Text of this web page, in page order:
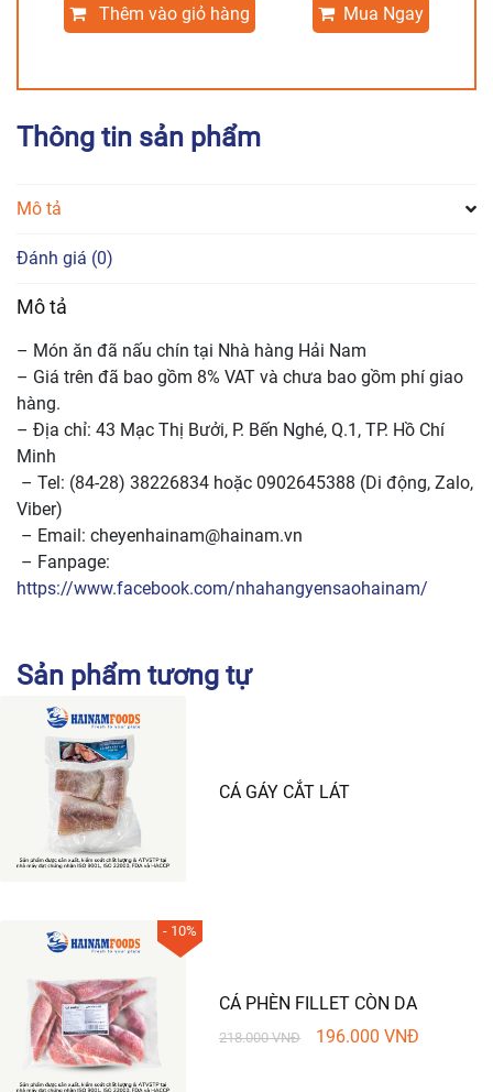
nhà
hàng)
Thêm vào giỏ hàng Mua Ngay
Thông tin sản phẩm
Mô tả
Đánh giá (0)
Mô tả
– Món ăn đã nấu chín tại Nhà hàng Hải Nam
– Giá trên đã bao gồm 8% VAT và chưa bao gồm phí giao
hàng.
– Địa chỉ: 43 Mạc Thị Bưởi, P. Bến Nghé, Q.1, TP. Hồ Chí
Minh
– Tel: (84-28) 38226834 hoặc 0902645388 (Di động, Zalo,
Viber)
– Email: cheyenhainam@hainam.vn
– Fanpage:
https://www.facebook.com/nhahangyensaohainam/
Sản phẩm tương tự
CÁ GÁY CẮT LÁT
- 10%
CÁ PHÈN FILLET CÒN DA
218.000VNĐ 196.000VNĐ